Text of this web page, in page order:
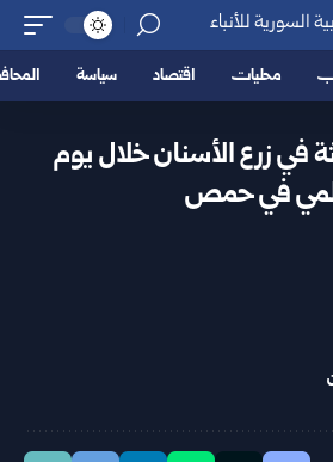
محليات اقتصاد سياسة
في زرع الأسنان خلال يوم
في حمص